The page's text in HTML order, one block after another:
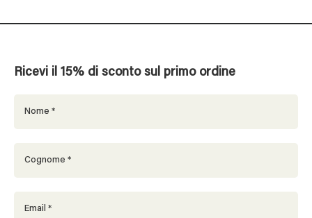
Ricevi il 15% di sconto sul primo ordine